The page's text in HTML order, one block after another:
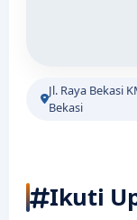
Jl. Raya Bekasi
Bekasi
Ikuti